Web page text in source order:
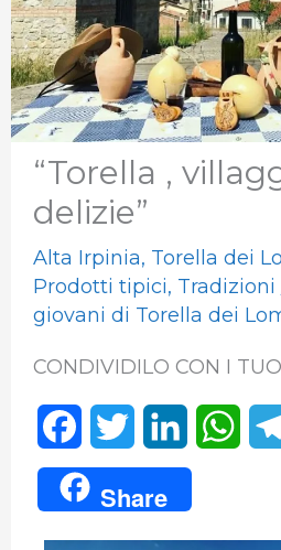
“Torella ,
delizie”
Alta Irpinia, Torella dei
Prodotti tipici, Tradizioni
giovani di Torella dei
CONDIVIDILO CON I
a
c
w
i
i
n
W
Share